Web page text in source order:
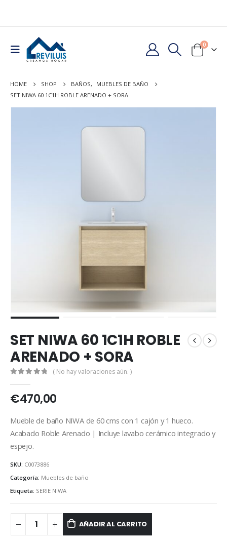
0
HOME SHOP BAÑOS,
MUEBLES DE BAÑO
SET NIWA 60 1C1H ROBLE ARENADO + SORA
SET NIWA 60 1C1H ROBLE
ARENADO + SORA
( No hay valoraciones aún. )
€470,00
Mueble de baño NIWA de 60 cms con 1 cajón y 1 hueco.
Acabado Roble Arenado | Incluye lavabo cerámico integrado y
espejo.
SKU: C0073886
Categoría: Muebles de baño
Etiqueta: SERIE NIWA
AÑADIR AL CARRITO